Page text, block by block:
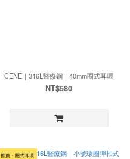
CENE｜316L醫療鋼｜40mm圈式耳環
NT$580
推薦・圈式耳環